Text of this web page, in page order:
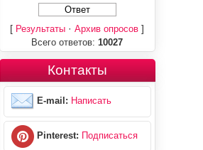
[ Результаты ·Архив опросов ]
Всего ответов: 10027
Контакты
E-mail: Написать
Pinterest: Подписаться